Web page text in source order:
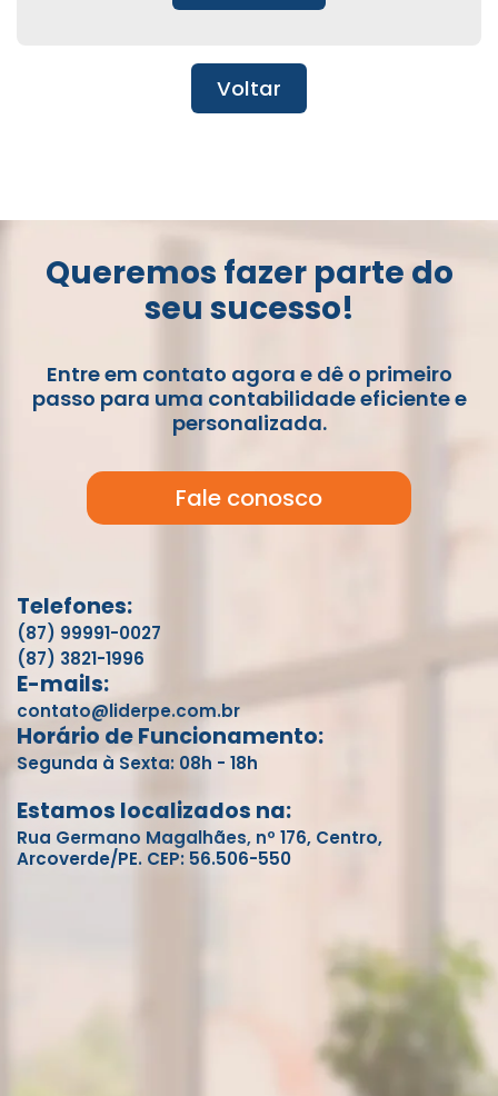
Voltar
Queremos fazer parte do
seu sucesso!
Entre em contato agora e dê o primeiro
passo para uma contabilidade eficiente e
personalizada.
Fale conosco
Telefones:
(87) 99991-0027
(87) 3821-1996
E-mails:
contato@liderpe.com.br
Horário de Funcionamento:
Segunda à Sexta: 08h - 18h
Estamos localizados na:
Rua Germano Magalhães, nº 176, Centro,
Arcoverde/PE. CEP: 56.506-550